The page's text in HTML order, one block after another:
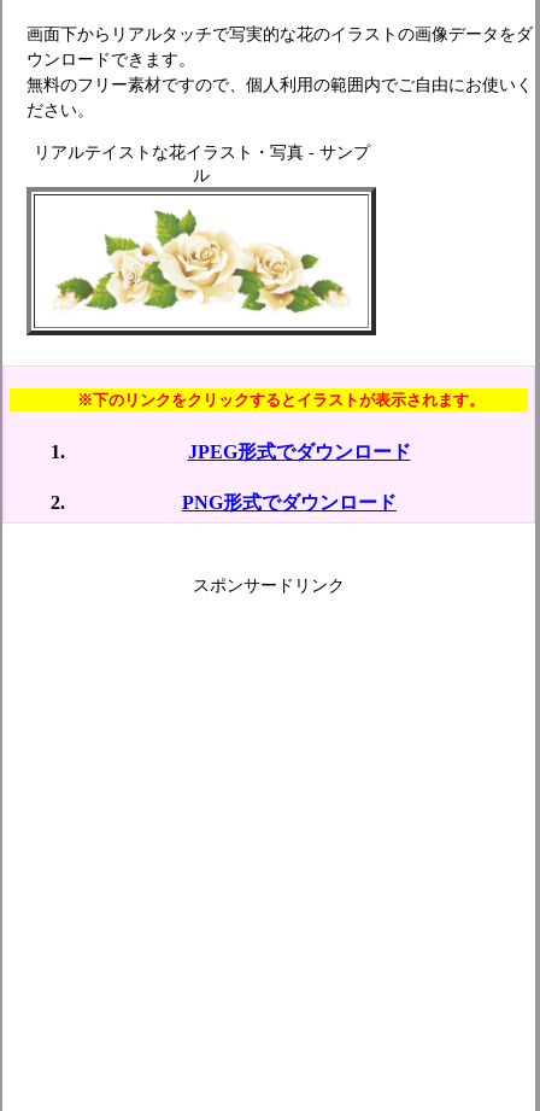
画面下からリアルタッチで写実的な花のイラストの画像データをダ
ウンロードできます。
無料のフリー素材ですので、個人利用の範囲内でご自由にお使いく
ださい。
リアルテイストな花イラスト・写真 - サンプ
ル
※下のリンクをクリックするとイラストが表示されます。
JPEG形式でダウンロード
PNG形式でダウンロード
スポンサードリンク